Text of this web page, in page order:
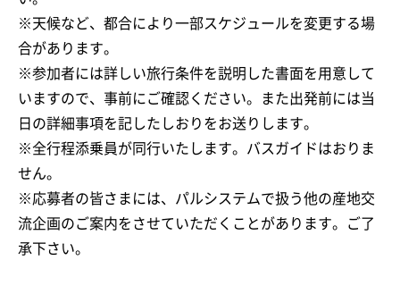
※天候など、都合により一部スケジュールを変更する場
合があります。
※参加者には詳しい旅行条件を説明した書面を用意して
いますので、事前にご確認ください。また出発前には当
日の詳細事項を記したしおりをお送りします。
※全行程添乗員が同行いたします。バスガイドはおりま
せん。
※応募者の皆さまには、パルシステムで扱う他の産地交
流企画のご案内をさせていただくことがあります。ご了
承下さい。